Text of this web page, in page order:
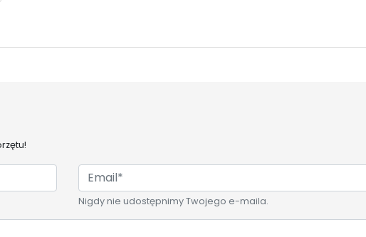
Nigdy nie udostępnimy Twojego e-maila.